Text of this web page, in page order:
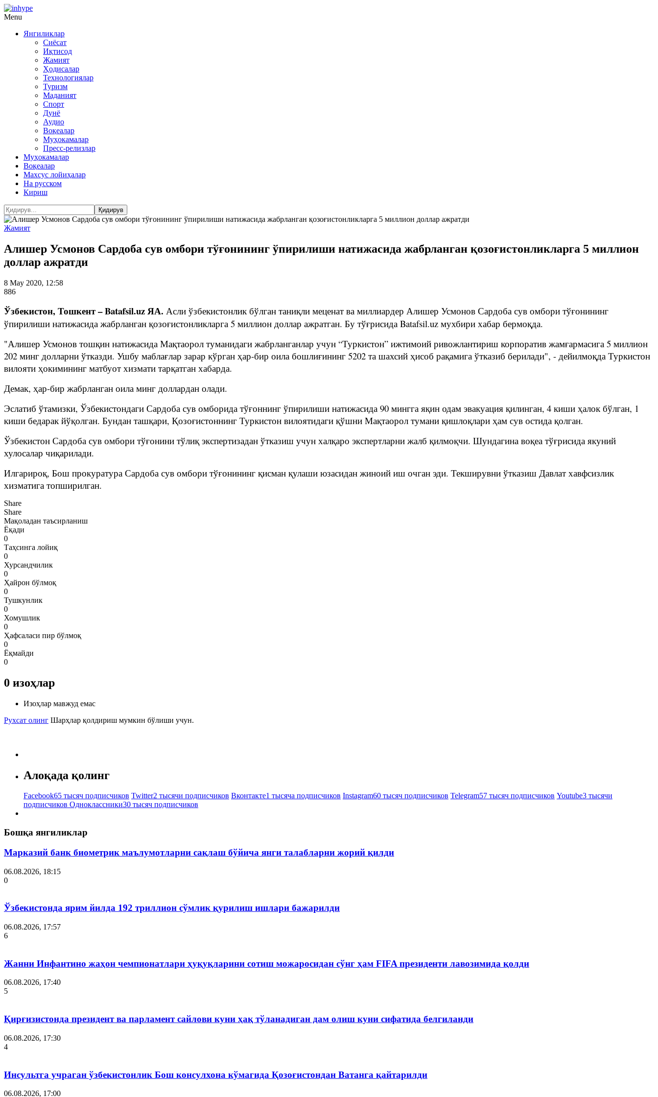
Menu
Янгиликлар
Сиёсат
Иқтисод
Жамият
Ҳодисалар
Технологиялар
Туризм
Маданият
Спорт
Дунё
Аудио
Воқеалар
Муҳокамалар
Пресс-релизлар
Муҳокамалар
Воқеалар
Махсус лойиҳалар
На русском
Кириш
Жамият
Алишер Усмонов Сардоба сув омбори тўғонининг ўпирилиши натижасида жабрланган қозоғистонликларга 5 миллион
доллар ажратди
8 May 2020, 12:58
886
Ўзбекистон, Тошкент – Batafsil.uz ЯА. Асли ўзбекистонлик бўлган таниқли меценат ва миллиардер Алишер Усмонов Сардоба сув омбори тўғонининг
ўпирилиши натижасида жабрланган қозоғистонликларга 5 миллион доллар ажратган. Бу тўғрисида Batafsil.uz мухбири хабар бермоқда.
"Алишер Усмонов тошқин натижасида Мақтаорол туманидаги жабрланганлар учун “Туркистон” ижтимоий ривожлантириш корпоратив жамғармасига 5 миллион
202 минг долларни ўтказди. Ушбу маблағлар зарар кўрган ҳар-бир оила бошлиғининг 5202 та шахсий ҳисоб рақамига ўтказиб берилади", - дейилмоқда Туркистон
вилояти ҳокимининг матбуот хизмати тарқатган хабарда.
Демак, ҳар-бир жабрланган оила минг доллардан олади.
Эслатиб ўтамизки, Ўзбекистондаги Сардоба сув омборида тўғоннинг ўпирилиши натижасида 90 мингга яқин одам эвакуация қилинган, 4 киши ҳалок бўлган, 1
киши бедарак йўқолган. Бундан ташқари, Қозоғистоннинг Туркистон вилоятидаги қўшни Мақтаорол тумани қишлоқлари ҳам сув остида қолган.
Ўзбекистон Сардоба сув омбори тўғонини тўлиқ экспертизадан ўтказиш учун халқаро экспертларни жалб қилмоқчи. Шундагина воқеа тўғрисида якуний
хулосалар чиқарилади.
Илгарироқ, Бош прокуратура Сардоба сув омбори тўғонининг қисман қулаши юзасидан жиноий иш очган эди. Текширувни ўтказиш Давлат хавфсизлик
хизматига топширилган.
Share
Share
Мақоладан таъсирланиш
Ёқади
0
Таҳсинга лойиқ
0
Хурсандчилик
0
Ҳайрон бўлмоқ
0
Тушкунлик
0
Хомушлик
0
Ҳафсаласи пир бўлмоқ
0
Ёқмайди
0
0 изоҳлар
Изоҳлар мавжуд емас
Рухсат олинг Шарҳлар қолдириш мумкин бўлиши учун.
Алоқада қолинг
Facebook65 тысяч подписчиков Twitter2 тысячи подписчиков Вконтакте1 тысяча подписчиков Instagram60 тысяч подписчиков Telegram57 тысяч подписчиков Youtube3 тысячи
подписчиков Одноклассники30 тысяч подписчиков
Бошқа янгиликлар
Марказий банк биометрик маълумотларни сақлаш бўйича янги талабларни жорий қилди
06.08.2026, 18:15
0
Ўзбекистонда ярим йилда 192 триллион сўмлик қурилиш ишлари бажарилди
06.08.2026, 17:57
6
Жанни Инфантино жаҳон чемпионатлари ҳуқуқларини сотиш можаросидан сўнг ҳам FIFA президенти лавозимида қолди
06.08.2026, 17:40
5
Қирғизистонда президент ва парламент сайлови куни ҳақ тўланадиган дам олиш куни сифатида белгиланди
06.08.2026, 17:30
4
Инсультга учраган ўзбекистонлик Бош консулхона кўмагида Қозоғистондан Ватанга қайтарилди
06.08.2026, 17:00